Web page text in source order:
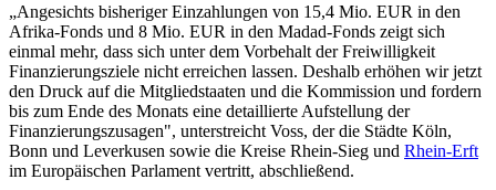
„Angesichts bisheriger Einzahlungen von 15,4 Mio. EUR in den
Afrika-Fonds und 8 Mio. EUR in den Madad-Fonds zeigt sich
einmal mehr, dass sich unter dem Vorbehalt der Freiwilligkeit
Finanzierungsziele nicht erreichen lassen. Deshalb erhöhen wir jetzt
den Druck auf die Mitgliedstaaten und die Kommission und fordern
bis zum Ende des Monats eine detaillierte Aufstellung der
Finanzierungszusagen", unterstreicht Voss, der die Städte Köln,
Bonn und Leverkusen sowie die Kreise Rhein-Sieg und Rhein-Erft
im Europäischen Parlament vertritt, abschließend.